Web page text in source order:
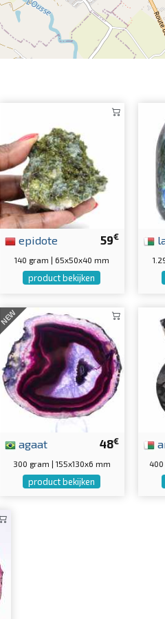
59€
epidote
140 gram | 65x50x40 mm
product bekijken
NEW
48€
agaat
300 gram | 155x130x6 mm
product bekijken